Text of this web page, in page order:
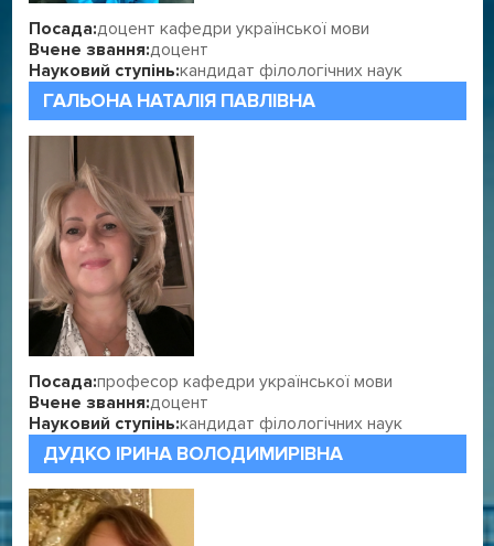
Посада:доцент кафедри української мови
Вчене звання:доцент
Науковий ступінь:кандидат філологічних наук
ГАЛЬОНА НАТАЛІЯ ПАВЛІВНА
Посада:професор кафедри української мови
Вчене звання:доцент
Науковий ступінь:кандидат філологічних наук
ДУДКО ІРИНА ВОЛОДИМИРІВНА